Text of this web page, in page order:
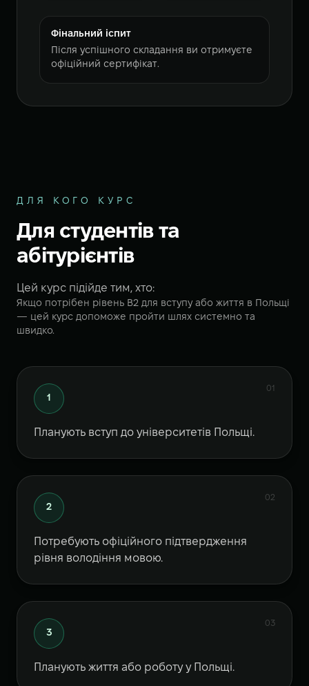
Фінальний іспит
Після успішного складання ви отримуєте
офіційний сертифікат.
ДЛЯ КОГО КУРС
Для студентів та
абітурієнтів
Цей курс підійде тим, хто:
Якщо потрібен рівень B2 для вступу або життя в Польщі
— цей курс допоможе пройти шлях системно та
швидко.
01
1
Планують вступ до університетів Польщі.
02
2
Потребують офіційного підтвердження
рівня володіння мовою.
03
3
Планують життя або роботу у Польщі.